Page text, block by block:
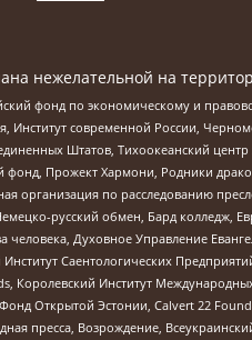
нежелательной на
фонд по экономическому и
Институт современной России,
Штатов, Тихоокеанский
Прожект Хармони, Родники
организация по расследованию
русский обмен, Бард колледж,
Духовное Управление
Саентологических
Королевский Институт
Открытой Эстонии, Calvert 22
пресса, Возрождение,